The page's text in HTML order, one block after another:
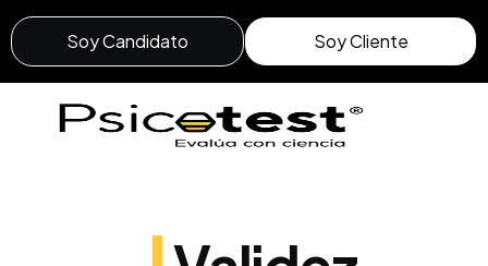
Soy Candidato Soy Cliente